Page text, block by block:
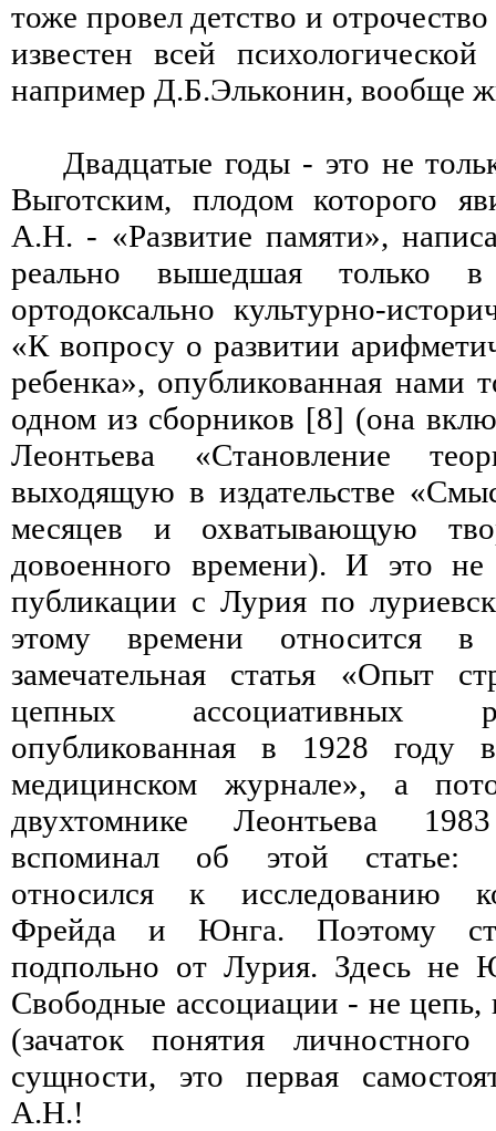
тоже провел детство и
известен всей
например Д.Б.Эльконин, вообще
Двадцатые годы - это не
Выготским, плодом которого
А.Н. - «Развитие памяти»,
реально вышедшая только
ортодоксально культурно-
«К вопросу о развитии
ребенка», опубликованная нами
одном из сборников [8] (она
Леонтьева «Становление
выходящую в издательстве
месяцев и охватывающую
довоенного времени). И это не
публикации с Лурия по
этому времени относится
замечательная статья «Опыт
цепных ассоциативных
опубликованная в 1928 году
медицинском журнале», а
двухтомнике Леонтьева
вспоминал об этой статье:
относился к исследованию
Фрейда и Юнга. Поэтому
подпольно от Лурия. Здесь не
Свободные ассоциации - не цепь,
(зачаток понятия
сущности, это первая
А.Н.!